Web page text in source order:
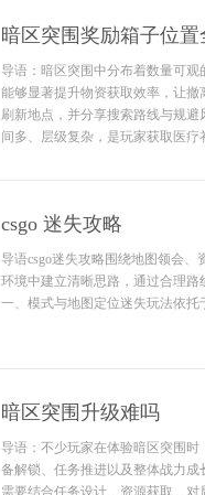
暗区突围奖励箱子位置
导语：暗区突围中分布着数量可
能够显著提升物资获取效率，让
刷新地点，并分享搜索路线与规
间多、层级复杂，是玩家获取医疗
csgo 迷失攻略
导语csgo迷失攻略围绕地图领会
环境中建立清晰思路，通过合理
一、模式与地图定位迷失玩法依托
暗区突围升级难吗
导语：不少玩家在体验暗区突围
备解锁、任务推进以及整体战力
需要结合任务设计、资源获取、